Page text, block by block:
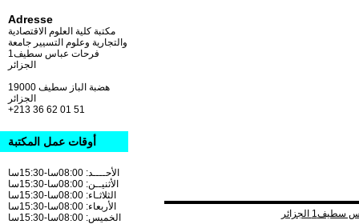
Adresse
مكتبة كلية العلوم الاقتصادية
والتجارية وعلوم التسيير جامعة
فرحات عباس سطيف1
الجزائر
19000 هضبة الباز سطيف
+213 36 62 01 51
أوقات عمل المكتبة
الأحــــد: 08:00سا-15:30سا
الأثنيــن: 08:00سا-15:30سا
الثلاثـاء: 08:00سا-15:30سا
الأربعاء: 08:00سا-15:30سا
الخميس: 08:00سا-15:30سا